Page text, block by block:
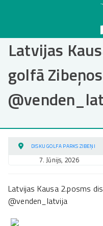
saturu
Latvijas
golfā
DISKU GOLFA PARKS ZIBEŅI
7. Jūnijs, 2026
Latvijas Kausa 2.posms
@venden_latvija